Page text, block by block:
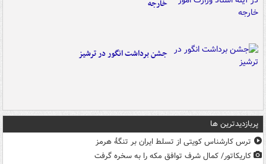
خارجه
جشن برداشت انگور در ترشیز
پربازدیدترین ها
ترس کارشناس کویتی از تسلط ایران بر تنگۀ هرمز
کاریکاتور/ کمال شرف توافق مکه را به سخره گرفت